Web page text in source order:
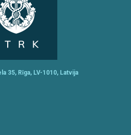
35, Rīga, LV-1010, Latvija